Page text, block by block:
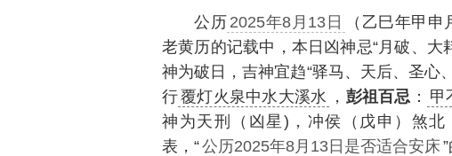
公历 2025年8月13日
（乙巳年甲
老黄历的记载中，本日凶神忌“月破、
神为破日，吉神宜趋“驿马、天后、圣心
行覆灯火泉中水大溪水 ， 彭祖百忌 ： 甲
神为天刑（凶星)，冲侯（戊申）煞
表，“公历2025年8月13日是否适合安床